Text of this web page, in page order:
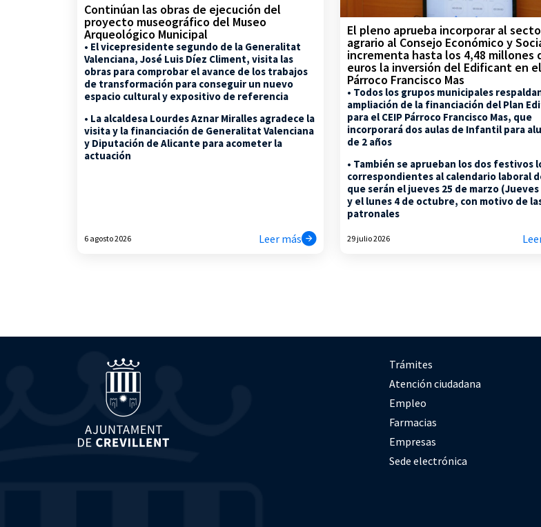
Continúan las obras de ejecución del
proyecto museográfico del Museo
Arqueológico Municipal
• El vicepresidente segundo de la Generalitat
Valenciana, José Luis Díez Climent, visita las
obras para comprobar el avance de los trabajos
de transformación para conseguir un nuevo
espacio cultural y expositivo de referencia
• La alcaldesa Lourdes Aznar Miralles agradece la
visita y la financiación de Generalitat Valenciana
y Diputación de Alicante para acometer la
actuación
6 agosto 2026 Leer más
El pleno aprueba incorporar al
agrario al Consejo Económico y
incrementa hasta los 4,48 millones
euros la inversión del Edificant en el
Párroco Francisco Mas
• Todos los grupos municipales
ampliación de la financiación del Plan
para el CEIP Párroco Francisco Mas, que
incorporará dos aulas de Infantil para
de 2 años
• También se aprueban los dos festivos
correspondientes al calendario laboral
que serán el jueves 25 de marzo
y el lunes 4 de octubre, con motivo de
patronales
29 julio 2026
Trámites
Atención ciudadana
Empleo
Farmacias
Empresas
Sede electrónica